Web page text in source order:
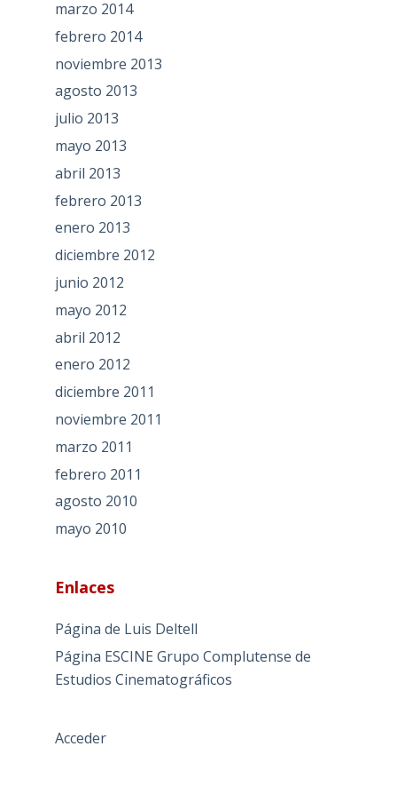
marzo 2014
febrero 2014
noviembre 2013
agosto 2013
julio 2013
mayo 2013
abril 2013
febrero 2013
enero 2013
diciembre 2012
junio 2012
mayo 2012
abril 2012
enero 2012
diciembre 2011
noviembre 2011
marzo 2011
febrero 2011
agosto 2010
mayo 2010
Enlaces
Página de Luis Deltell
Página ESCINE Grupo Complutense de
Estudios Cinematográficos
Acceder